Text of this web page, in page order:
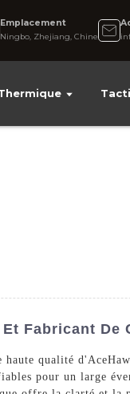
Emplacement
Ningbo, Zhejiang, Chine
Fabricant De
qualité
pour un large